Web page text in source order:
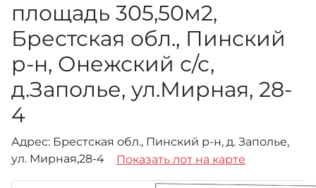
площадь 305,50м2,
Брестская обл., Пинский
р-н, Онежский с/с,
д.Заполье, ул.Мирная, 28-
4
Адрес: Брестская обл., Пинский р-н, д. Заполье,
ул. Мирная,28-4
Показать лот на карте